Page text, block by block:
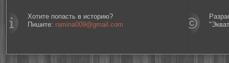
Хотите попасть в историю?
Пишите: ramina009@gmail.com